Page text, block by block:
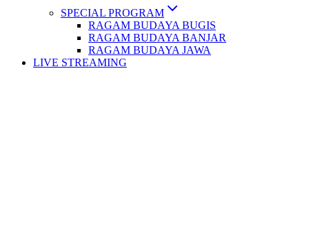
SPECIAL PROGRAM
RAGAM BUDAYA BUGIS
RAGAM BUDAYA BANJAR
RAGAM BUDAYA JAWA
LIVE STREAMING